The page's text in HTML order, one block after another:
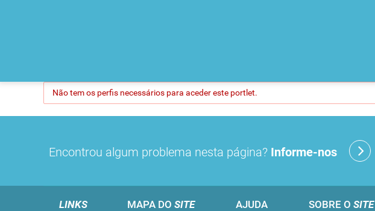
Não tem os perfis necessários para aceder este portlet.
Encontrou algum problema nesta página? Informe-nos
LINKS MAPA DO SITE AJUDA SOBRE O SITE